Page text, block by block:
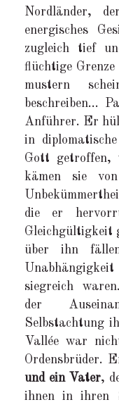
Nordländer,
energisches
zugleich tief
flüchtige
mustern
beschreiben…
Anführer. Er
in
Gott getroffen,
kämen sie
die er
Gleichgültigkeit
über ihn
siegreich
der
Selbstachtung
Vallée war
Ordensbrüder.
und ein Vater,
ihnen in ihren